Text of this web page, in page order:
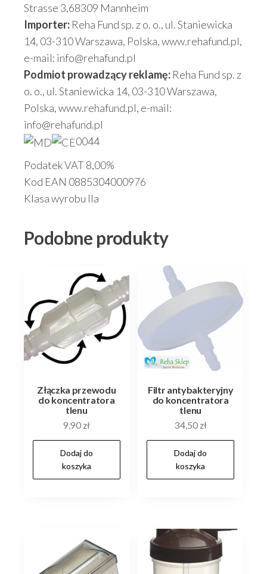
Strasse 3,68309 Mannheim
Importer: Reha Fund sp. z o. o., ul. Staniewicka
14, 03-310 Warszawa, Polska, www.rehafund.pl,
e-mail: info@rehafund.pl
Podmiot prowadzący reklamę: Reha Fund sp. z
o. o., ul. Staniewicka 14, 03-310 Warszawa,
Polska, www.rehafund.pl, e-mail:
info@rehafund.pl
0044
Podatek VAT 8,00%
Kod EAN 0885304000976
Klasa wyrobu IIa
Podobne produkty
Złączka przewodu
do koncentratora
tlenu
9,90 zł
Dodaj do
koszyka
Filtr antybakteryjny
do koncentratora
tlenu
34,50 zł
Dodaj do
koszyka